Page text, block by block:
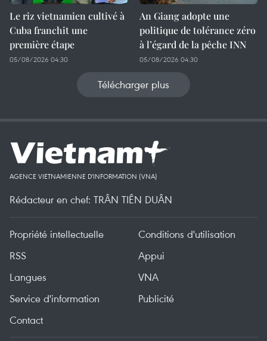
Le riz vietnamien cultivé à
Cuba franchit une
première étape
05/08/2026 04:30
An Giang adopte une
politique de tolérance zéro
à l’égard de la pêche INN
05/08/2026 04:30
Télécharger plus
AGENCE VIETNAMIENNE D'INFORMATION (VNA)
Rédacteur en chef: TRÂN TIÊN DUÂN
Propriété intellectuelle
Conditions d'utilisation
RSS
Appui
Langues
VNA
Service d'information
Publicité
Contact